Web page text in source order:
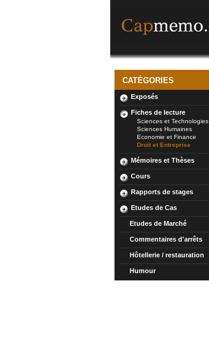
CATÉGORIES
Exposés
Fiches de lecture
Sciences et Technologies
Sciences Humaines
Economie et Finance
Droit et Entreprise
Mémoires et Thèses
Cours
Rapports de stages
Etudes de Cas
Etudes de Marché
Commentaires d'arrêts
Hôtellerie / restauration
Humour